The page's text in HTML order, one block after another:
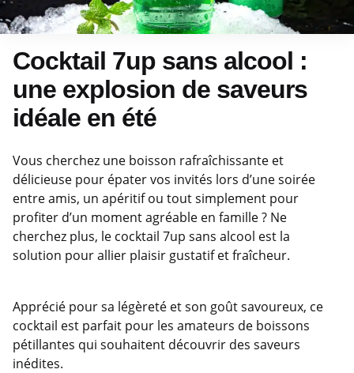
Cocktail 7up sans alcool :
une explosion de saveurs
idéale en été
Vous cherchez une boisson rafraîchissante et
délicieuse pour épater vos invités lors d’une soirée
entre amis, un apéritif ou tout simplement pour
profiter d’un moment agréable en famille ? Ne
cherchez plus, le cocktail 7up sans alcool est la
solution pour allier plaisir gustatif et fraîcheur.
Apprécié pour sa légèreté et son goût savoureux, ce
cocktail est parfait pour les amateurs de boissons
pétillantes qui souhaitent découvrir des saveurs
inédites.